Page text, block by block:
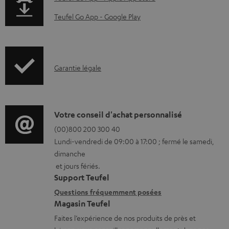
n
t
é
c
h
a
r
g
e
a
a
p
d
u
c
t
.
s
u
Teufel Go App - Google Play
I
o
r
m
a
t
i
o
n
Garantie légale
D
é
t
a
i
l
s
c
Votre conseil d'achat personnalisé
(00)800 200 300 40
Lundi-vendredi de 09:00 à 17:00 ; fermé le samedi,
dimanche
et jours fériés.
Support Teufel
Questions fréquemment posées
Magasin Teufel
Faites l’expérience de nos produits de près et